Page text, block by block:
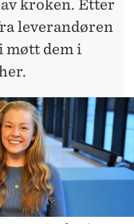
kroken. Etter
leverandøren
møtt dem i